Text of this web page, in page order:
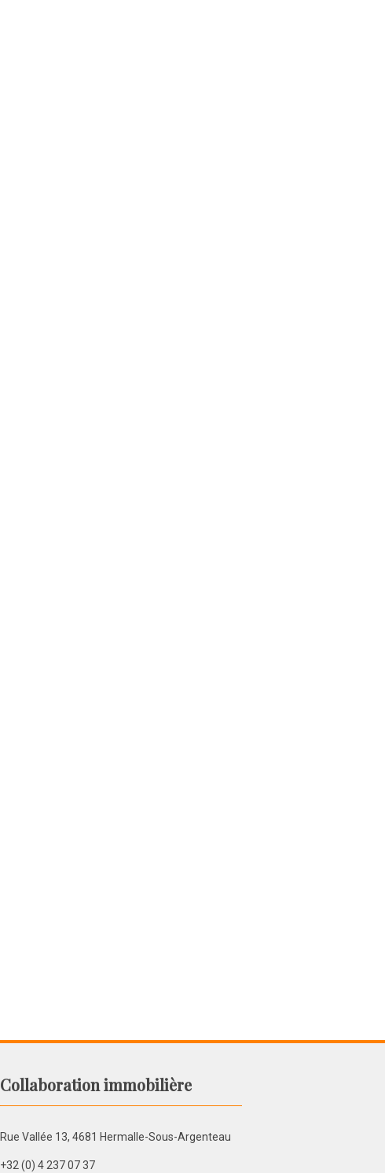
Collaboration immobilière
Rue Vallée 13, 4681 Hermalle-Sous-Argenteau
+32 (0) 4 237 07 37